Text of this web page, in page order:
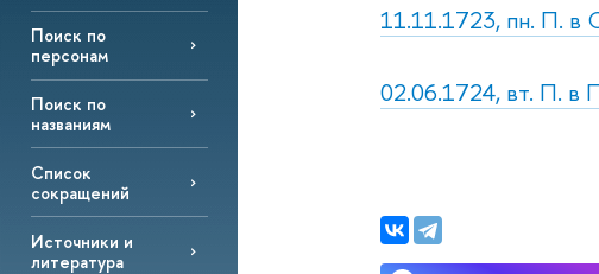
Поиск по
персонам
Поиск по
названиям
Список
сокращений
Источники и
литература
11.11.1723, пн. П. в
02.06.1724, вт. П. в